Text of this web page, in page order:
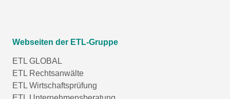
Webseiten der ETL-Gruppe
ETL GLOBAL
ETL Rechtsanwälte
ETL Wirtschaftsprüfung